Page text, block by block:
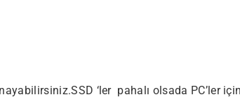
‘ler pahalı olsada PC’ler